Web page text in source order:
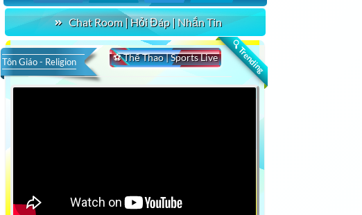
Chat Room | Hỏi Đáp | Nhắn Tin
🔍 Trending
⚽ Thể Thao | Sports Live
Tôn Giáo - Religion